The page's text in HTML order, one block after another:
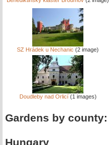
SZ Hrádek u Nechanic (2 image)
Doudleby nad Orlicí(1 images)
Gardens by county:
Hungary